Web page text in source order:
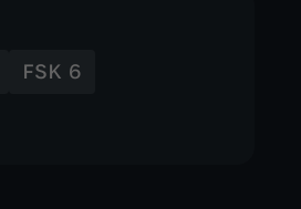
FSK 6